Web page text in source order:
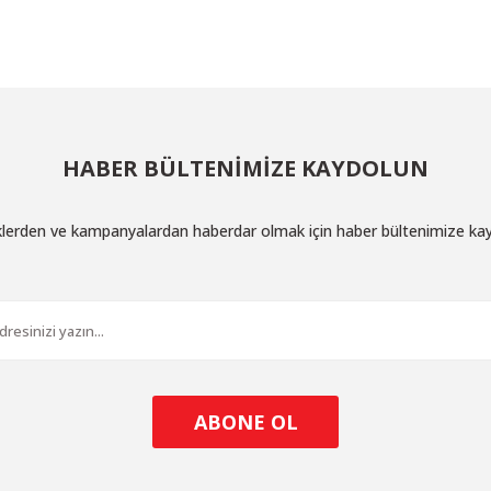
HABER BÜLTENİMİZE KAYDOLUN
ve kampanyalardan haberdar olmak için haber bültenimize
ABONE OL